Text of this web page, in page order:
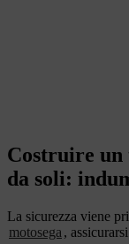
Costruire un
da soli:
La sicurezza viene
motosega ,